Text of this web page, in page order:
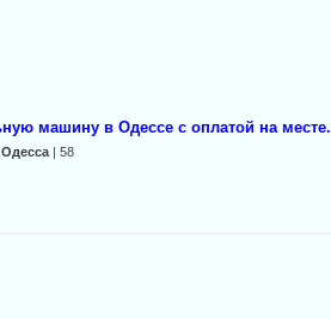
машину в Одессе с оплатой на месте.
Одесса | 58